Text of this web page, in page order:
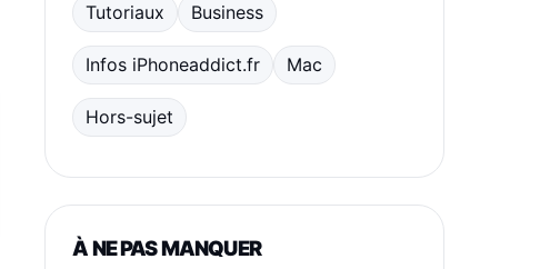
Tutoriaux Business
Infos iPhoneaddict.fr Mac
Hors-sujet
À NE PAS MANQUER